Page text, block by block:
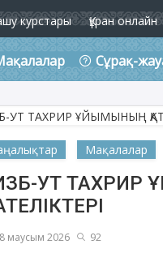
курстары Құран онлайн
Сұрақ-
Мақалалар
УТ ТАХРИР
маусым 2026 92